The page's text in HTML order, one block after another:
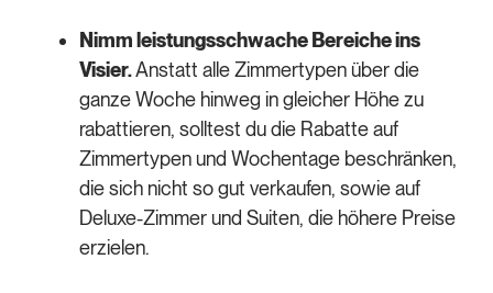
Nimm leistungsschwache Bereiche ins
Visier.Anstatt alle Zimmertypen über die
ganze Woche hinweg in gleicher Höhe zu
rabattieren, solltest du die Rabatte auf
Zimmertypen und Wochentage beschränken,
die sich nicht so gut verkaufen, sowie auf
Deluxe-Zimmer und Suiten, die höhere Preise
erzielen.